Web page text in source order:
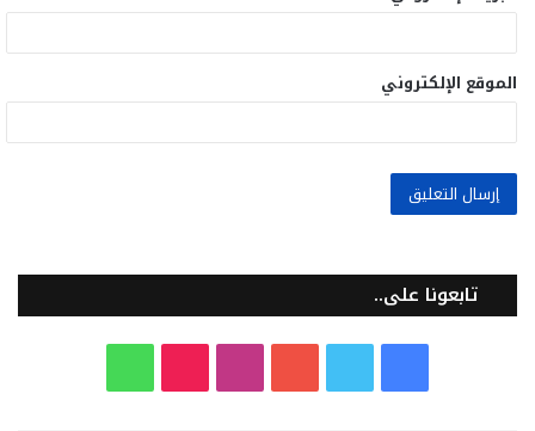
الموقع الإلكتروني
تابعونا على..